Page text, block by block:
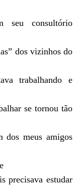
seu consultório
dos vizinhos do
trabalhando e
se tornou tão
dos meus amigos
precisava estudar